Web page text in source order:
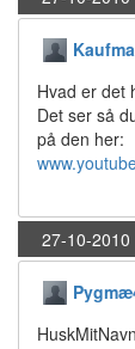
Hvad er det
Det ser så
på den her:
27-10-2010
HuskMitNavn